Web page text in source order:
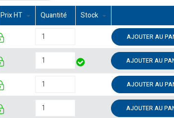
Prix HT Quantité Stock
AJOUTER AU
AJOUTER AU
AJOUTER AU
AJOUTER AU